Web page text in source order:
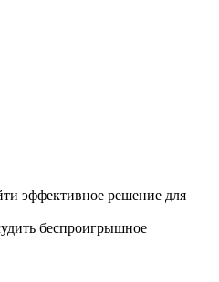
эффективное решение для
беспроигрышное